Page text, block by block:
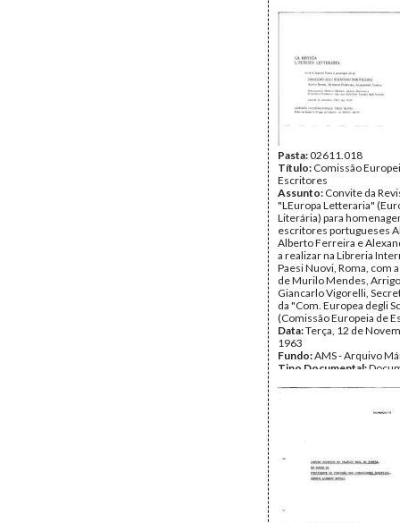
Data:Dezembro de 1954
Página(s):
Pasta:02611.018
Título: Comissão
Escritores
Assunto: Convite da
"LEuropa Letteraria"
Literária) para
escritores portugueses
Alberto Ferreira e
a realizar na Libreria
Paesi Nuovi, Roma, com
de Murilo Mendes,
Giancarlo Vigorelli,
da "Com. Europea degli
(Comissão Europeia de
Data:Terça, 12 de
1963
Fundo:AMS - Arquivo
Tipo Documental: